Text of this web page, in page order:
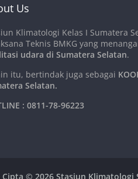
Us
Klimatologi Kelas I Sumatera
Teknis BMKG yang
udara di Sumatera Selatan.
itu, bertindak juga sebagai
Selatan.
: 0811-78-96223
Cipta © 2026 Stasiun Klimatologi